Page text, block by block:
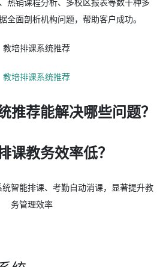
全面剖析机构问题，帮助客户成功。
推荐能解决哪些问题？
课教务效率低？
智能排课、考勤自动消课，显著提升教
务管理效率